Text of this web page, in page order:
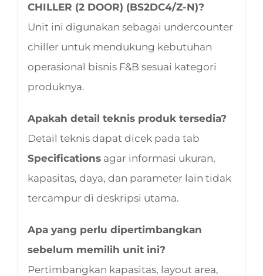
CHILLER (2 DOOR) (BS2DC4/Z-N)?
Unit ini digunakan sebagai undercounter
chiller untuk mendukung kebutuhan
operasional bisnis F&B sesuai kategori
produknya.
Apakah detail teknis produk tersedia?
Detail teknis dapat dicek pada tab
Specificationsagar informasi ukuran,
kapasitas, daya, dan parameter lain tidak
tercampur di deskripsi utama.
Apa yang perlu dipertimbangkan
sebelum memilih unit ini?
Pertimbangkan kapasitas, layout area,